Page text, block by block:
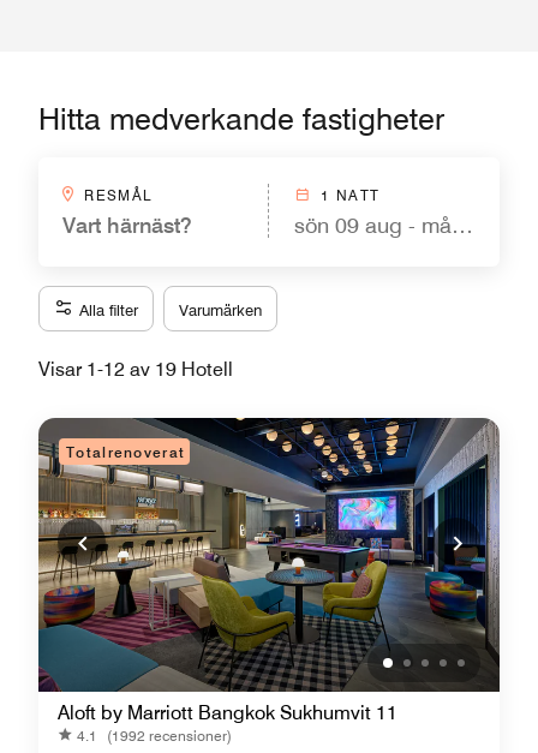
Hitta medverkande fastigheter
RESMÅL
Vart härnäst?
1 NATT
sön 09 aug - mån 10 aug
Alla filter Varumärken
Visar 1-12 av 19 Hotell
Totalrenoverat
Aloft by Marriott Bangkok Sukhumvit 11
4.1
(1992 recensioner)